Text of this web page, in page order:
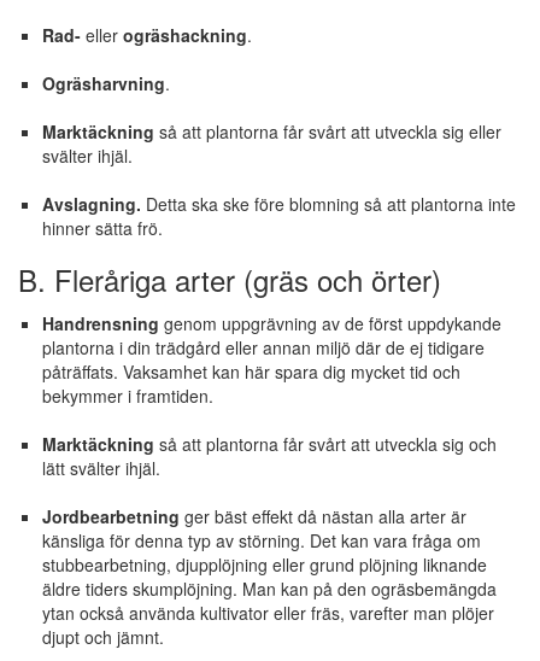
Rad- eller ogräshackning.
Ogräsharvning.
Marktäckning så att plantorna får svårt att utveckla sig eller
svälter ihjäl.
Avslagning. Detta ska ske före blomning så att plantorna inte
hinner sätta frö.
B. Fleråriga arter (gräs och örter)
Handrensning genom uppgrävning av de först uppdykande
plantorna i din trädgård eller annan miljö där de ej tidigare
påträffats. Vaksamhet kan här spara dig mycket tid och
bekymmer i framtiden.
Marktäckning så att plantorna får svårt att utveckla sig och
lätt svälter ihjäl.
Jordbearbetning ger bäst effekt då nästan alla arter är
känsliga för denna typ av störning. Det kan vara fråga om
stubbearbetning, djupplöjning eller grund plöjning liknande
äldre tiders skumplöjning. Man kan på den ogräsbemängda
ytan också använda kultivator eller fräs, varefter man plöjer
djupt och jämnt.